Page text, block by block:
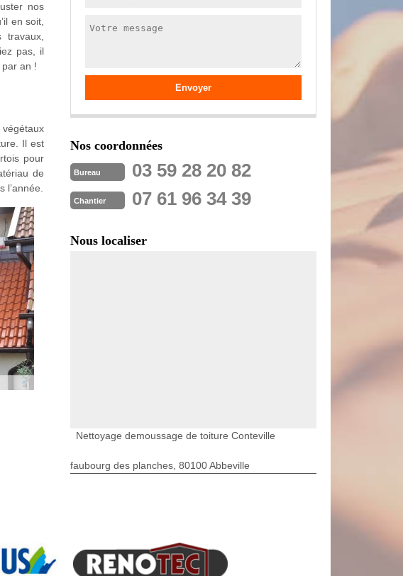
nos
en soit,
pas, il
an !
Il est
pour
de
pose de
Nos coordonnées
Bureau 03 59 28 20 82
Chantier 07 61 96 34 39
Nous localiser
Nettoyage demoussage de toiture Conteville
faubourg des planches, 80100 Abbeville